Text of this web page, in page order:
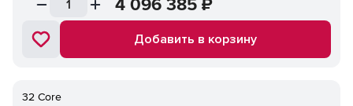
4 096 385 ₽
Добавить в корзину
32 Core